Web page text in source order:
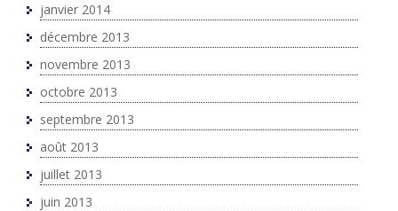
janvier 2014
décembre 2013
novembre 2013
octobre 2013
septembre 2013
août 2013
juillet 2013
juin 2013